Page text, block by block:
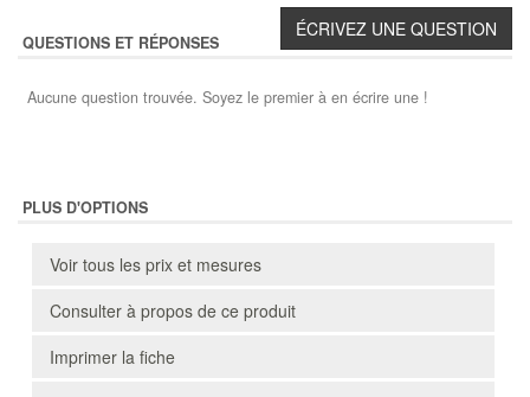
QUESTIONS ET RÉPONSES
Aucune question trouvée. Soyez le premier à en écrire une !
PLUS D'OPTIONS
Voir tous les prix et mesures
Consulter à propos de ce produit
Imprimer la fiche